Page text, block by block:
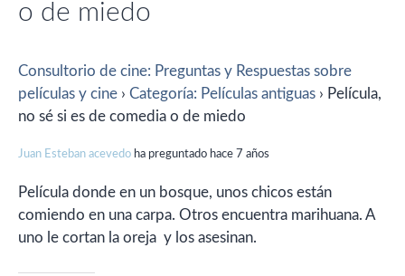
o de miedo
Consultorio de cine: Preguntas y Respuestas sobre
películas y cine › Categoría: Películas antiguas › Película,
no sé si es de comedia o de miedo
Juan Esteban acevedo ha preguntado hace 7 años
Película donde en un bosque, unos chicos están
comiendo en una carpa. Otros encuentra marihuana. A
uno le cortan la oreja y los asesinan.